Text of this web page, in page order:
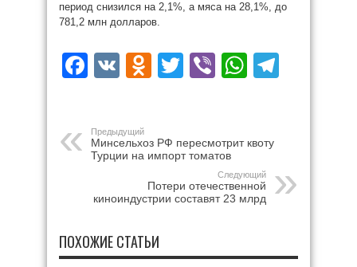
период снизился на 2,1%, а мяса на 28,1%, до
781,2 млн долларов.
Facebook
VK Odnoklassniki
Twitter
Viber
Предыдущий
Минсельхоз РФ пересмотрит квоту
Турции на импорт томатов
Следующий
Потери отечественной
киноиндустрии составят 23 млрд
ПОХОЖИЕ СТАТЬИ